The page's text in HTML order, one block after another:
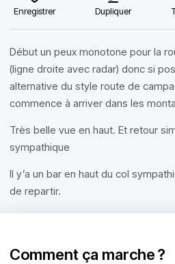
Enregistrer Dupliquer
Début un peux monotone pour la
(ligne droite avec radar) donc si
alternative du style route de
commence à arriver dans les
Très belle vue en haut. Et retour
sympathique
Il y’a un bar en haut du col
de repartir.
Comment ça marche ?